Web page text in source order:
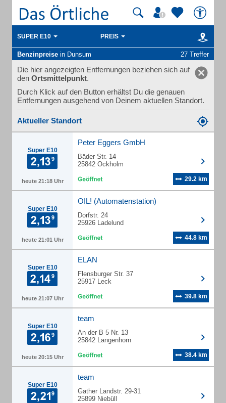
SUPER E10 PREIS
Benzinpreise in Dunsum 27 Treffer
Die hier angezeigten Entfernungen beziehen sich auf
den Ortsmittelpunkt.
Durch Klick auf den Button erhältst Du die genauen
Entfernungen ausgehend von Deinem aktuellen Standort.
Aktueller Standort
Super E10
heute 21:18 Uhr
Peter Eggers GmbH
Bäder Str. 14
25842 Ockholm
29.2 km
Super E10
heute 21:01 Uhr
OIL! (Automatenstation)
Dorfstr. 24
25926 Ladelund
44.8 km
Super E10
heute 21:07 Uhr
ELAN
Flensburger Str. 37
25917 Leck
39.8 km
Super E10
heute 20:15 Uhr
team
An der B 5 Nr. 13
25842 Langenhorn
38.4 km
Super E10
team
Gather Landstr. 29-31
25899 Niebüll